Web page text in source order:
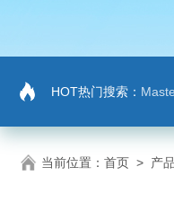
HOT热门搜索：
当前位置： 首页 > 产